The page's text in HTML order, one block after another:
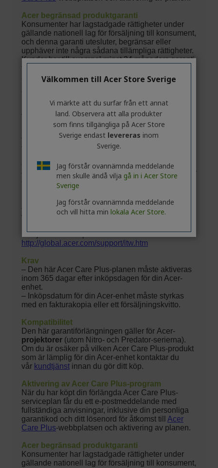
Välkommen till Acer Store Sverige
Vi märkte att du surfar från ett annat
land. Observera att alla produkter
som finns tillgängliga på Acer Store
Sverige endast levereras inom
Sverige.
Jag förstår ovannämnda meddelande
men skulle ändå vilja gå in i Acer Store
Sverige
Jag förstår ovannämnda meddelande
och vill hitta min lokala Acer Store.